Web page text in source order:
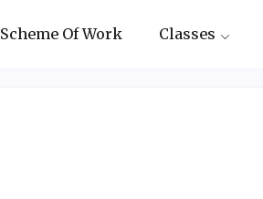
Scheme Of Work Classes